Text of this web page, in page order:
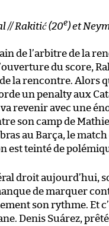
// Rakitić (20e) et
de l’arbitre de la
du score,
la rencontre. Alors
un penalty aux
revenir avec une
son camp de
au Barça, le
est teinté de
droit aujourd’hui,
de marquer
son rythme. Et
Denis Suárez, prêté